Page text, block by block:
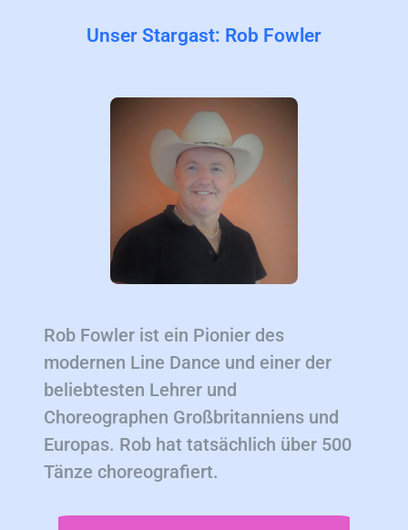
Unser Stargast: Rob Fowler
Rob Fowler ist ein Pionier des
modernen Line Dance und einer der
beliebtesten Lehrer und
Choreographen Großbritanniens und
Europas. Rob hat tatsächlich über 500
Tänze choreografiert.